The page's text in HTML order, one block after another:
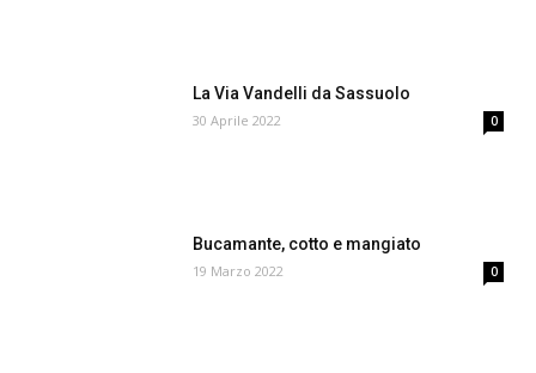
La Via Vandelli da Sassuolo
30 Aprile 2022 0
Bucamante, cotto e mangiato
19 Marzo 2022 0